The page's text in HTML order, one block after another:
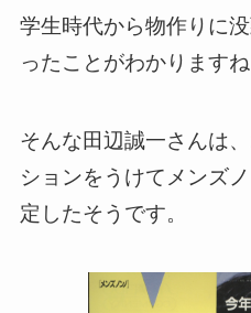
学生時代から物作りに
ったことがわかりますね
そんな田辺誠一さんは
ションをうけてメンズ
定したそうです。